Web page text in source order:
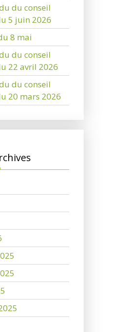
du conseil
5 juin 2026
8 mai
du conseil
22 avril 2026
du conseil
20 mars 2026